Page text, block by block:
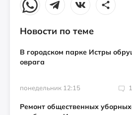
Новости по теме
В городском парке Истры
оврага
понедельник 12:15
Ремонт общественных